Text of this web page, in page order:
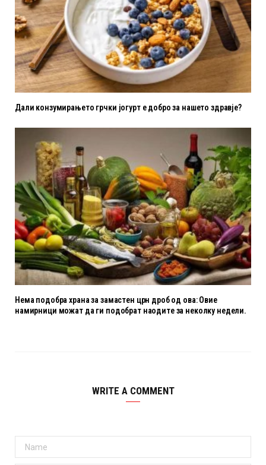
Дали конзумирањето грчки јогурт е добро за нашето здравје?
Нема подобра храна за замастен црн дроб од ова: Овие
намирници можат да ги подобрат наодите за неколку недели.
WRITE A COMMENT